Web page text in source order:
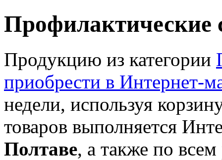
Профилактические
Продукцию из категории
приобрести в Интернет-
недели, используя
товаров выполняется
Полтаве, а также по